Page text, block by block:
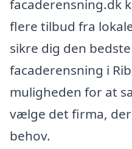
facaderensning.dk
flere tilbud fra
sikre dig den
facaderensning i
muligheden for at
vælge det firma,
behov.